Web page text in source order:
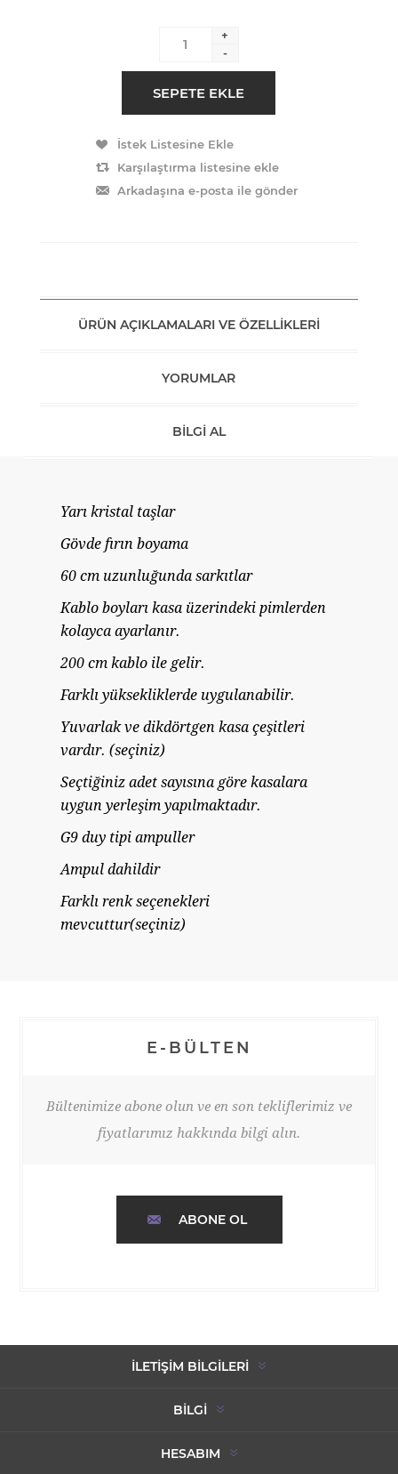
+
-
ÜRÜN AÇIKLAMALARI VE ÖZELLIKLERI
YORUMLAR
BILGI AL
Yarı kristal taşlar
Gövde fırın boyama
60 cm uzunluğunda sarkıtlar
Kablo boyları kasa üzerindeki pimlerden
kolayca ayarlanır.
200 cm kablo ile gelir.
Farklı yüksekliklerde uygulanabilir.
Yuvarlak ve dikdörtgen kasa çeşitleri
vardır. (seçiniz)
Seçtiğiniz adet sayısına göre kasalara
uygun yerleşim yapılmaktadır.
G9 duy tipi ampuller
Ampul dahildir
Farklı renk seçenekleri
mevcuttur(seçiniz)
E-BÜLTEN
Bültenimize abone olun ve en son tekliflerimiz ve
fiyatlarımız hakkında bilgi alın.
ABONE OL
İLETIŞIM BILGILERI
BILGI
HESABIM